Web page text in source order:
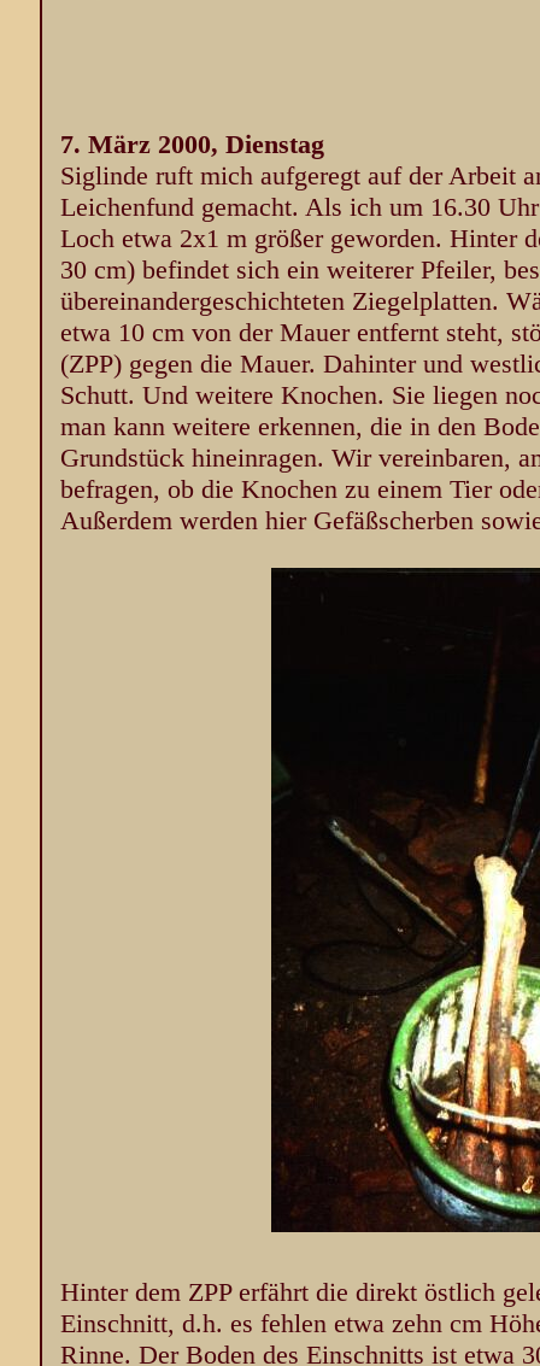
7. März 2000, Dienstag
Siglinde ruft mich aufgeregt auf der Arbeit
Leichenfund gemacht. Als ich um 16.30
Loch etwa 2x1 m größer geworden. Hinter
30 cm) befindet sich ein weiterer Pfeiler,
übereinandergeschichteten Ziegelplatten.
etwa 10 cm von der Mauer entfernt steht,
(ZPP) gegen die Mauer. Dahinter und
Schutt. Und weitere Knochen. Sie liegen
man kann weitere erkennen, die in den
Grundstück hineinragen. Wir vereinbaren,
befragen, ob die Knochen zu einem Tier
Außerdem werden hier Gefäßscherben
Hinter dem ZPP erfährt die direkt östlich
Einschnitt, d.h. es fehlen etwa zehn cm
Rinne. Der Boden des Einschnitts ist etwa